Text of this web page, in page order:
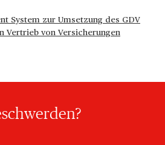
System zur Umsetzung des GDV
Vertrieb von Versicherungen